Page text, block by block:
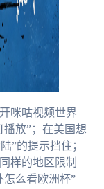
咪咕视频世界
放”；在美国想
”的提示挡住；
样的地区限制
怎么看欧洲杯”